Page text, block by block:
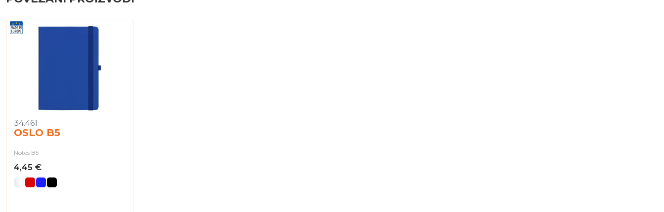
34.461
OSLO B5
Notes B5
4,45 €